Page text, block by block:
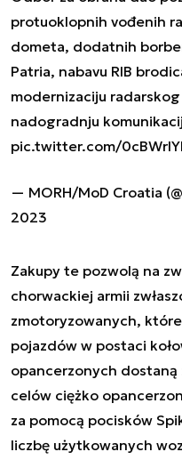
protuoklopnih vođenih
dometa, dodatnih
Patria, nabavu RIB
modernizaciju radarskog
nadogradnju
pic.twitter.com/
— MORH/MoD Croatia
2023
Zakupy te pozwolą na
chorwackiej armii
zmotoryzowanych,
pojazdów w postaci
opancerzonych dostaną
celów ciężko
za pomocą pocisków
liczbę użytkowanych